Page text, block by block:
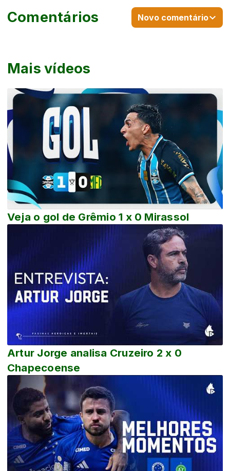
Mais vídeos
Veja o gol de Grêmio 1 x 0 Mirassol
Artur Jorge analisa Cruzeiro 2 x 0
Chapecoense
Comentários Novo comentário